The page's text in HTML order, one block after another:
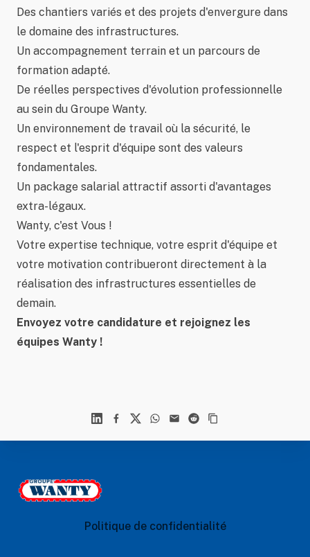
Des chantiers variés et des projets d'envergure dans
le domaine des infrastructures.
Un accompagnement terrain et un parcours de
formation adapté.
De réelles perspectives d'évolution professionnelle
au sein du Groupe Wanty.
Un environnement de travail où la sécurité, le
respect et l'esprit d'équipe sont des valeurs
fondamentales.
Un package salarial attractif assorti d'avantages
extra-légaux.
Wanty, c'est Vous !
Votre expertise technique, votre esprit d'équipe et
votre motivation contribueront directement à la
réalisation des infrastructures essentielles de
demain.
Envoyez votre candidature et rejoignez les
équipes Wanty !
LinkedinFacebook
X WhatsApp
MailReddit
Le Groupe Wanty
Politique de confidentialité